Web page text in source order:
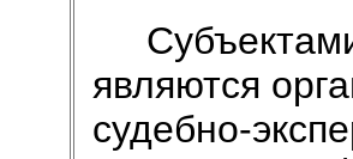
Субъектами
являются
судебно-